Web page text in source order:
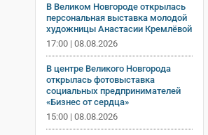
В Великом Новгороде открылась
персональная выставка молодой
художницы Анастасии Кремлёвой
17:00 | 08.08.2026
В центре Великого Новгорода
открылась фотовыставка
социальных предпринимателей
«Бизнес от сердца»
15:00 | 08.08.2026